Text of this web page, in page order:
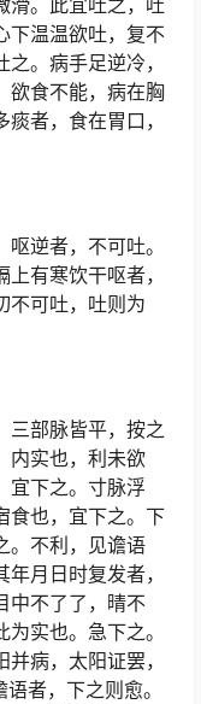
滑。此宜吐之，吐
下温温欲吐，复不
。病手足逆冷，
欲食不能，病在胸
者，食在胃口，
逆者，不可吐。
有寒饮干呕者，
不可吐，吐则为
三部脉皆平，按之
内实也，利未欲
宜下之。寸脉浮
食也，宜下之。下
。不利，见谵语
月日时复发者，
中不了了，晴不
实也。急下之。
病，太阳证罢，
者，下之则愈。